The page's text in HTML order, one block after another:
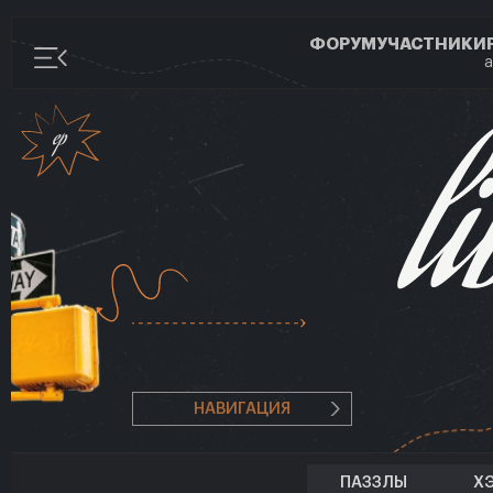
ФОРУМУЧАСТНИКИ
НАВИГАЦИЯ
ПАЗЗЛЫ